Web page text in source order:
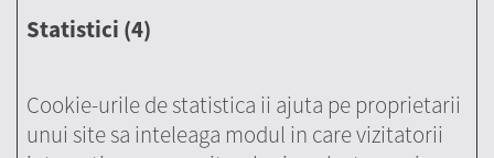
Statistici (4)
Cookie-urile de statistica ii ajuta pe proprietarii
unui site sa inteleaga modul in care vizitatorii